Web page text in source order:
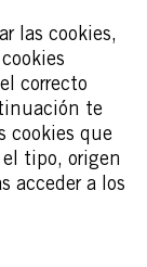
las cookies,
correcto
te
cookies que
tipo, origen
acceder a los